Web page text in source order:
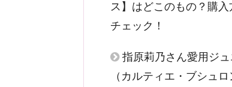
ス】はどこのもの？購入
チェック！
指原莉乃さん愛用ジュ
（カルティエ・ブシュ